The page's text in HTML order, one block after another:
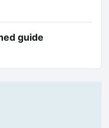
guide